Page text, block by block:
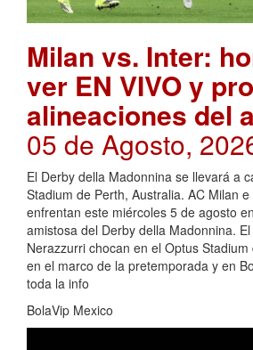
Milan vs. Inter:
ver EN VIVO y
alineaciones del
05 de Agosto,
El Derby della Madonnina se llevará a
Stadium de Perth, Australia. AC Milan
enfrentan este miércoles 5 de agosto
amistosa del Derby della Madonnina.
Nerazzurri chocan en el Optus
en el marco de la pretemporada y en
toda la info
BolaVip Mexico